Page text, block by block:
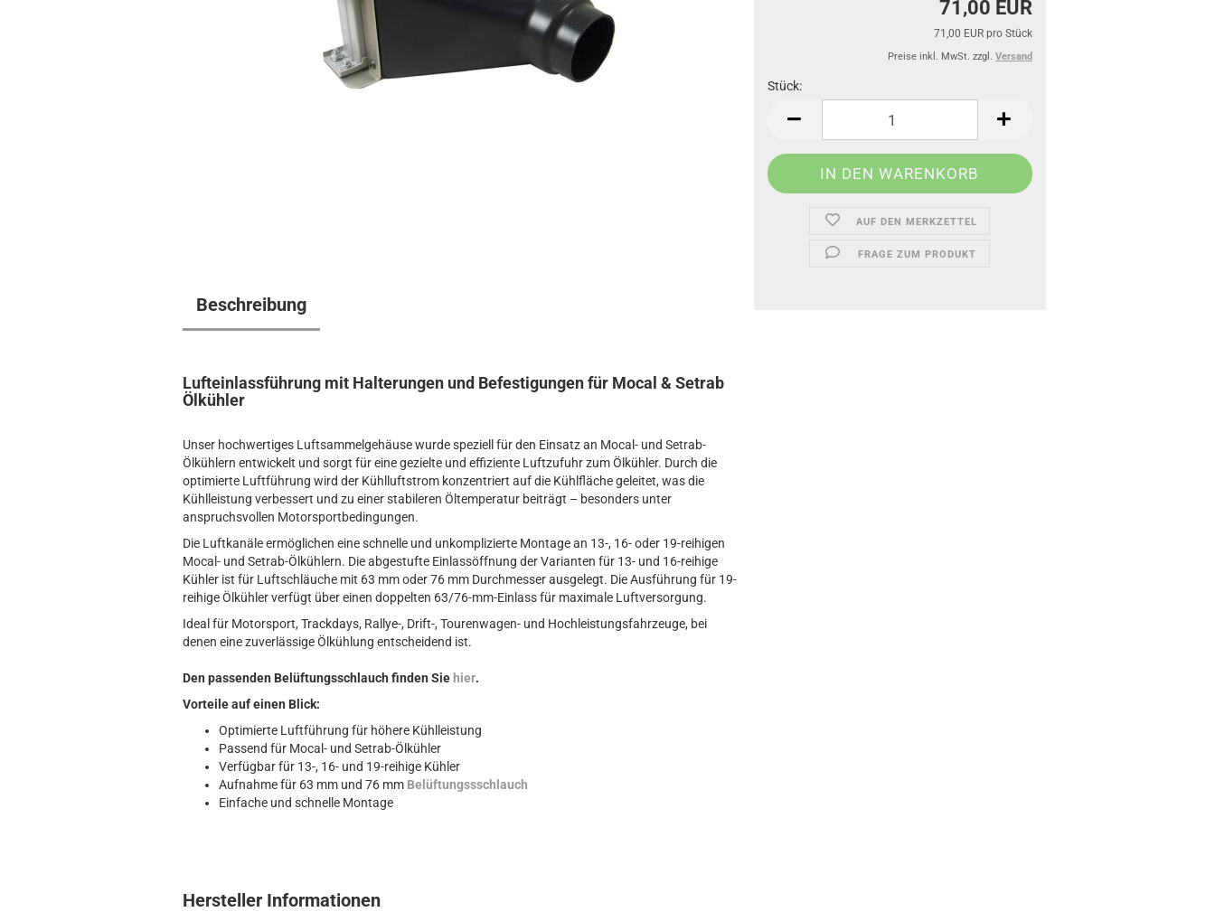
71,00 EUR
71,00 EUR pro Stück
Preise inkl. MwSt. zzgl. Versand
Stück:
Stück
AUF DEN MERKZETTEL
FRAGE ZUM PRODUKT
Beschreibung
Lufteinlassführung mit Halterungen und Befestigungen für Mocal & Setrab
Ölkühler
Unser hochwertiges Luftsammelgehäuse wurde speziell für den Einsatz an Mocal- und Setrab-
Ölkühlern entwickelt und sorgt für eine gezielte und effiziente Luftzufuhr zum Ölkühler. Durch die
optimierte Luftführung wird der Kühlluftstrom konzentriert auf die Kühlfläche geleitet, was die
Kühlleistung verbessert und zu einer stabileren Öltemperatur beiträgt – besonders unter
anspruchsvollen Motorsportbedingungen.
Die Luftkanäle ermöglichen eine schnelle und unkomplizierte Montage an 13-, 16- oder 19-reihigen
Mocal- und Setrab-Ölkühlern. Die abgestufte Einlassöffnung der Varianten für 13- und 16-reihige
Kühler ist für Luftschläuche mit 63 mm oder 76 mm Durchmesser ausgelegt. Die Ausführung für 19-
reihige Ölkühler verfügt über einen doppelten 63/76-mm-Einlass für maximale Luftversorgung.
Ideal für Motorsport, Trackdays, Rallye-, Drift-, Tourenwagen- und Hochleistungsfahrzeuge, bei
denen eine zuverlässige Ölkühlung entscheidend ist.
Den passenden Belüftungsschlauch finden Sie hier.
Vorteile auf einen Blick:
Optimierte Luftführung für höhere Kühlleistung
Passend für Mocal- und Setrab-Ölkühler
Verfügbar für 13-, 16- und 19-reihige Kühler
Aufnahme für 63 mm und 76 mm Belüftungssschlauch
Einfache und schnelle Montage
Hersteller Informationen